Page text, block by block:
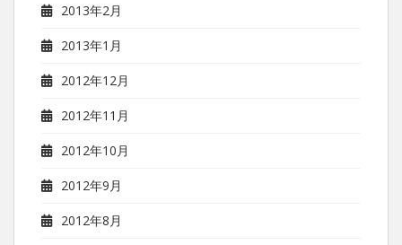
2013年2月
2013年1月
2012年12月
2012年11月
2012年10月
2012年9月
2012年8月